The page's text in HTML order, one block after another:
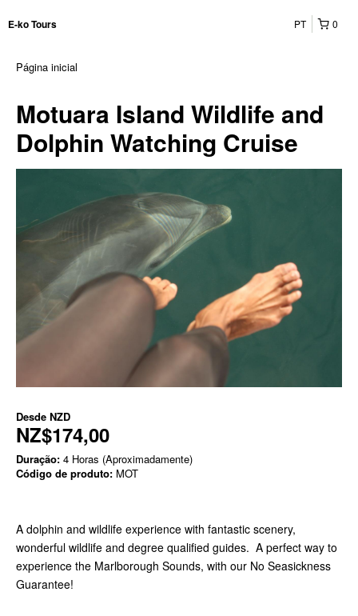
E-ko Tours 0
PT
Página inicial
Motuara Island Wildlife and
Dolphin Watching Cruise
Desde NZD
NZ$174,00
Duração: 4 Horas (Aproximadamente)
Código de produto: MOT
A dolphin and wildlife experience with fantastic scenery,
wonderful wildlife and degree qualified guides. A perfect way to
experience the Marlborough Sounds, with our No Seasickness
Guarantee!